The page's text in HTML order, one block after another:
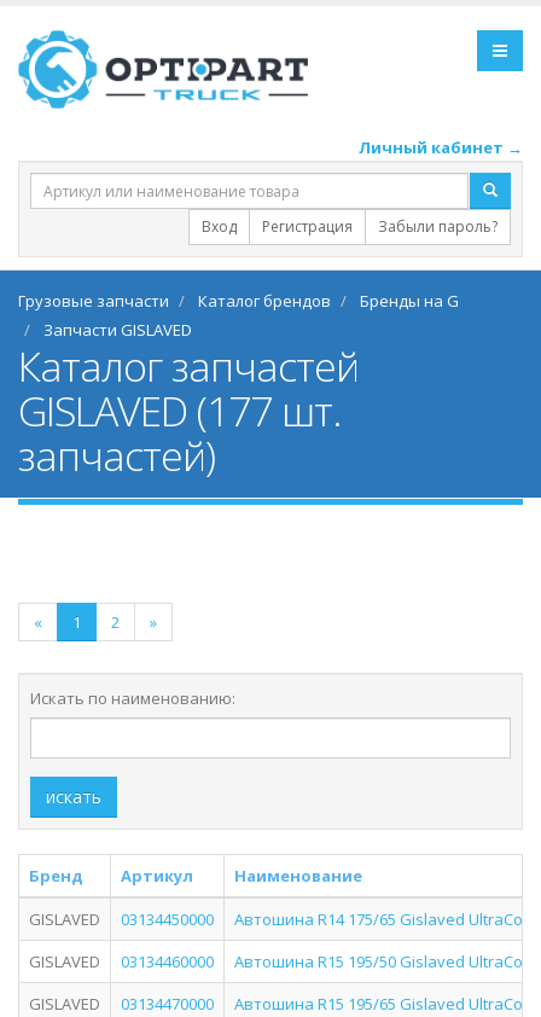
Личный кабинет →
Вход Регистрация Забыли пароль?
Грузовые запчасти Каталог брендов
Бренды на G
Запчасти GISLAVED
Каталог запчастей
GISLAVED (177 шт.
запчастей)
« 1 2 »
Искать по наименованию:
искать
Бренд Артикул
Наименование
GISLAVED
03134450000
Автошина R14 175/65 Gislaved
GISLAVED
03134460000
Автошина R15 195/50 Gislaved
GISLAVED
03134470000
Автошина R15 195/65 Gislaved